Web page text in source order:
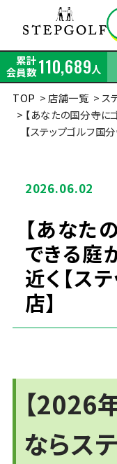
累計
会員数110,689人
TOP
店舗一覧 ス
【あなたの国分寺に
【ステップゴルフ国分
2026.06.02
【あなた
できる庭
近く【ス
店】
【2026
ならス